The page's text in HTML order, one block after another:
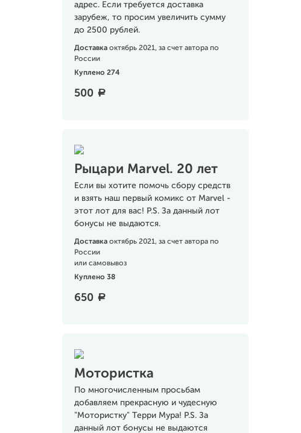
адрес. Если требуется доставка
зарубеж, то просим увеличить сумму
до 2500 рублей.
Доставка октябрь 2021, за счет автора по
России
Куплено 274
500 a
Рыцари Marvel. 20 лет
Если вы хотите помочь сбору средств
и взять наш первый комикс от Marvel -
этот лот для вас! P.S. За данный лот
бонусы не выдаются.
Доставка октябрь 2021, за счет автора по
России
или самовывоз
Куплено 38
650 a
Мотористка
По многочисленным просьбам
добавляем прекрасную и чудесную
"Мотористку" Терри Мура! P.S. За
данный лот бонусы не выдаются